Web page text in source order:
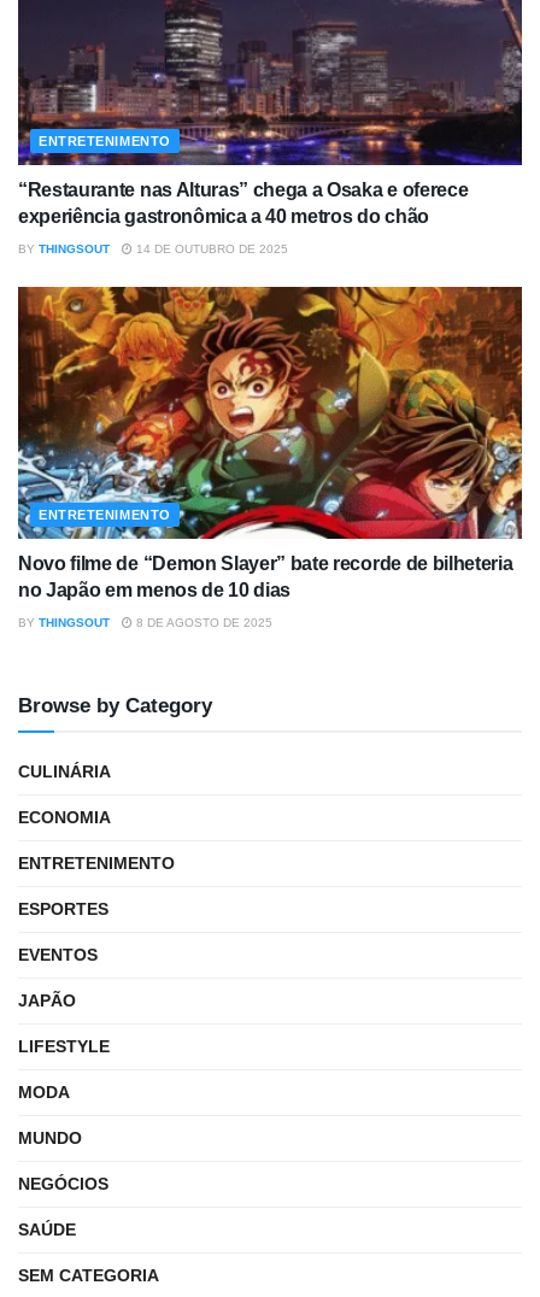
ENTRETENIMENTO
“Restaurante nas Alturas” chega a Osaka e oferece
experiência gastronômica a 40 metros do chão
BY THINGSOUT 14 DE OUTUBRO DE 2025
ENTRETENIMENTO
Novo filme de “Demon Slayer” bate recorde de bilheteria
no Japão em menos de 10 dias
BY THINGSOUT 8 DE AGOSTO DE 2025
Browse by Category
CULINÁRIA
ECONOMIA
ENTRETENIMENTO
ESPORTES
EVENTOS
JAPÃO
LIFESTYLE
MODA
MUNDO
NEGÓCIOS
SAÚDE
SEM CATEGORIA